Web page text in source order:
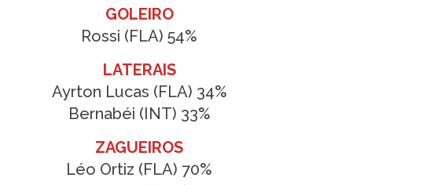
GOLEIRO
Rossi (FLA) 54%
LATERAIS
Ayrton Lucas (FLA) 34%
Bernabéi (INT) 33%
ZAGUEIROS
Léo Ortiz (FLA) 70%